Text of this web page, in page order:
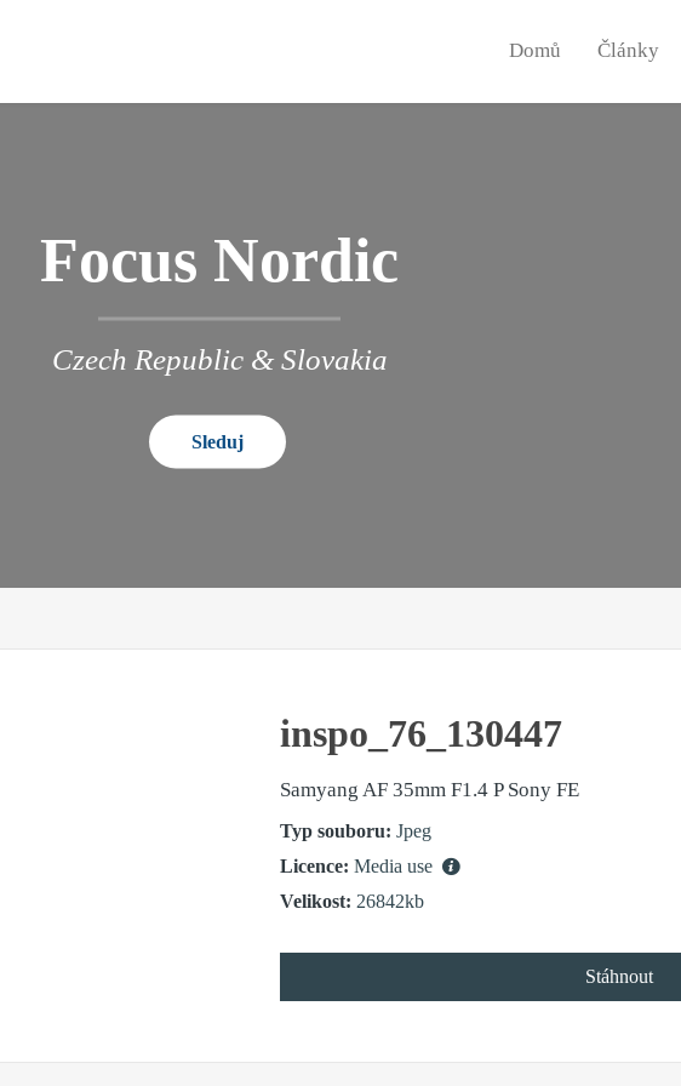
Domů Články
Focus Nordic
Czech Republic & Slovakia
Sleduj
inspo_76_130447
Samyang AF 35mm F1.4 P Sony FE
Typ souboru: Jpeg
Licence: Media use
Velikost: 26842kb
Stáhnout